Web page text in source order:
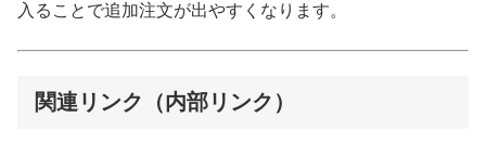
入ることで追加注文が出やすくなります。
関連リンク（内部リンク）